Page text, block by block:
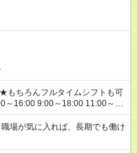
～16:00 9:00～18:00 11:00～
ません ※法令に基づき、週20時
象となります ※労働者派遣法
、短時間・短期間の就業はご
場が気に入れば、長期でも働け